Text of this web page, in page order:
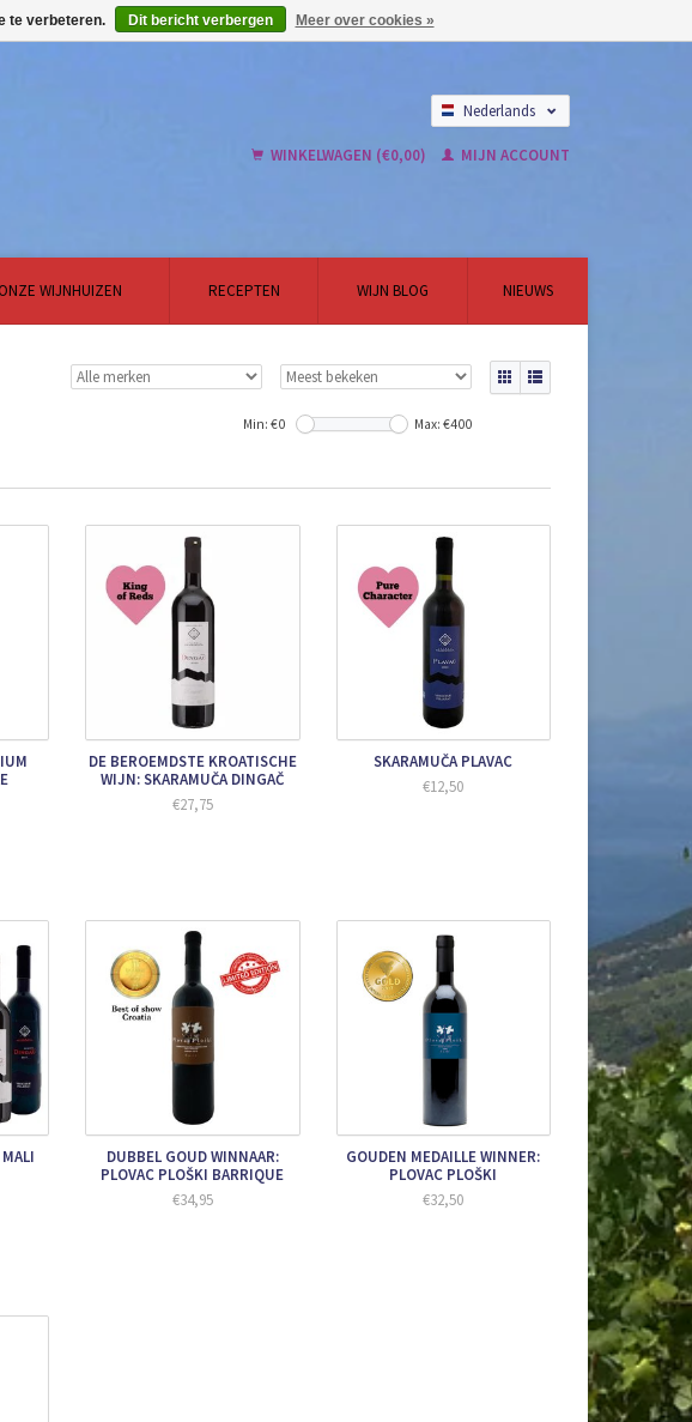
Nederlands
WINKELWAGEN (€0,00)
MIJN ACCOUNT
WIJNHUIZEN RECEPTEN WIJN BLOG NIEUWS
Min: €0 Max: €400
DE BEROEMDSTE KROATISCHE
WIJN: SKARAMUČA DINGAČ
€27,75
SKARAMUČA PLAVAC
€12,50
DUBBEL GOUD WINNAAR:
PLOVAC PLOŠKI BARRIQUE
€34,95
GOUDEN MEDAILLE WINNER:
PLOVAC PLOŠKI
€32,50
te verbeteren. Dit bericht verbergen Meer over cookies »